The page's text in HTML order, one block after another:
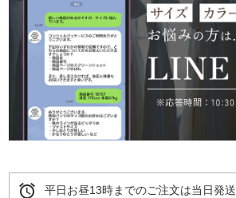
alarm 平日お昼13時までのご注文は当日発送